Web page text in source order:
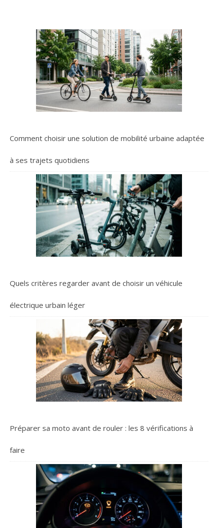
Comment choisir une solution de mobilité urbaine adaptée
à ses trajets quotidiens
Quels critères regarder avant de choisir un véhicule
électrique urbain léger
Préparer sa moto avant de rouler : les 8 vérifications à
faire